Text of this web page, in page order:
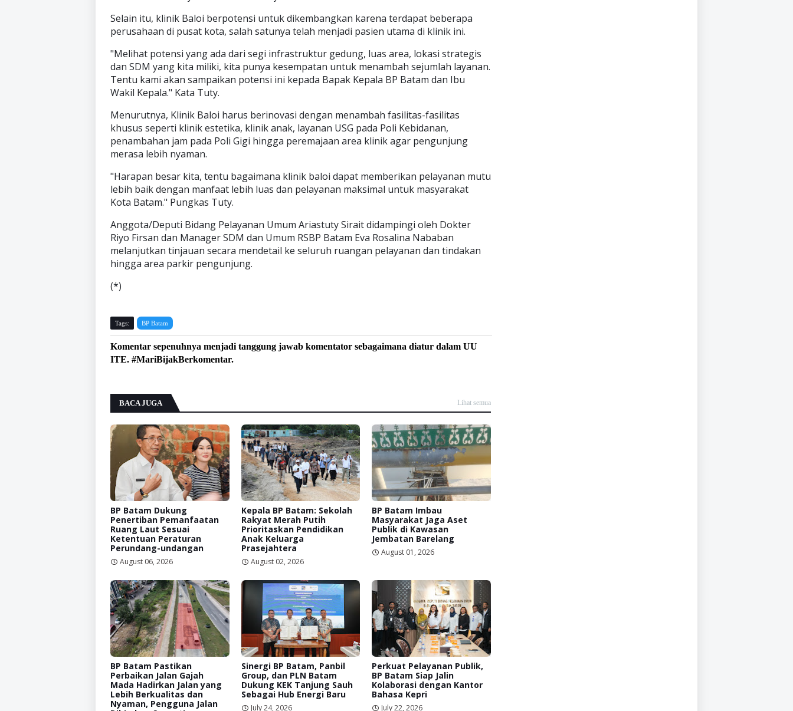
Selain itu, klinik Baloi berpotensi untuk dikembangkan karena terdapat beberapa
perusahaan di pusat kota, salah satunya telah menjadi pasien utama di klinik ini.
"Melihat potensi yang ada dari segi infrastruktur gedung, luas area, lokasi strategis
dan SDM yang kita miliki, kita punya kesempatan untuk menambah sejumlah layanan.
Tentu kami akan sampaikan potensi ini kepada Bapak Kepala BP Batam dan Ibu
Wakil Kepala." Kata Tuty.
Menurutnya, Klinik Baloi harus berinovasi dengan menambah fasilitas-fasilitas
khusus seperti klinik estetika, klinik anak, layanan USG pada Poli Kebidanan,
penambahan jam pada Poli Gigi hingga peremajaan area klinik agar pengunjung
merasa lebih nyaman.
"Harapan besar kita, tentu bagaimana klinik baloi dapat memberikan pelayanan mutu
lebih baik dengan manfaat lebih luas dan pelayanan maksimal untuk masyarakat
Kota Batam." Pungkas Tuty.
Anggota/Deputi Bidang Pelayanan Umum Ariastuty Sirait didampingi oleh Dokter
Riyo Firsan dan Manager SDM dan Umum RSBP Batam Eva Rosalina Nababan
melanjutkan tinjauan secara mendetail ke seluruh ruangan pelayanan dan tindakan
hingga area parkir pengunjung.
(*)
Tags: BP Batam
Komentar sepenuhnya menjadi tanggung jawab komentator sebagaimana diatur dalam UU
ITE. #MariBijakBerkomentar.
BACA JUGA Lihat semua
BP Batam Dukung
Penertiban Pemanfaatan
Ruang Laut Sesuai
Ketentuan Peraturan
Perundang-undangan
August 06, 2026
Kepala BP Batam: Sekolah
Rakyat Merah Putih
Prioritaskan Pendidikan
Anak Keluarga
Prasejahtera
August 02, 2026
BP Batam Imbau
Masyarakat Jaga Aset
Publik di Kawasan
Jembatan Barelang
August 01, 2026
BP Batam Pastikan
Perbaikan Jalan Gajah
Mada Hadirkan Jalan yang
Lebih Berkualitas dan
Nyaman, Pengguna Jalan
Sinergi BP Batam, Panbil
Group, dan PLN Batam
Dukung KEK Tanjung Sauh
Sebagai Hub Energi Baru
July 24, 2026
Perkuat Pelayanan Publik,
BP Batam Siap Jalin
Kolaborasi dengan Kantor
Bahasa Kepri
July 22, 2026